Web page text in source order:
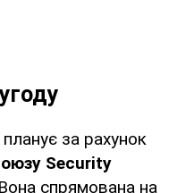
за рахунок
Security
Вона спрямована на